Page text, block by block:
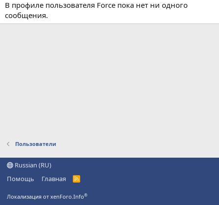
В профиле пользователя Force пока нет ни одного
сообщения.
Пользователи
Russian (RU)
Помощь
Главная
R
Локализация от xenForo.Info®